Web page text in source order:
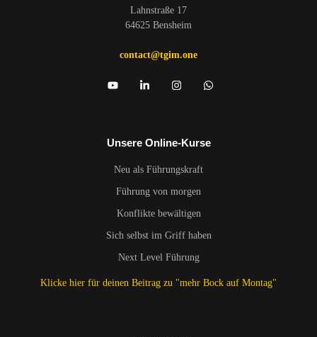
Lahnstraße 17
64625 Bensheim
contact@tgim.one
Unsere Online-Kurse
Neu als Führungskraft
Führung von morgen
Konflikte bewältigen
Sich selbst im Griff haben
Next Level Führung
Klicke hier für deinen Beitrag zu "mehr Bock auf Montag"